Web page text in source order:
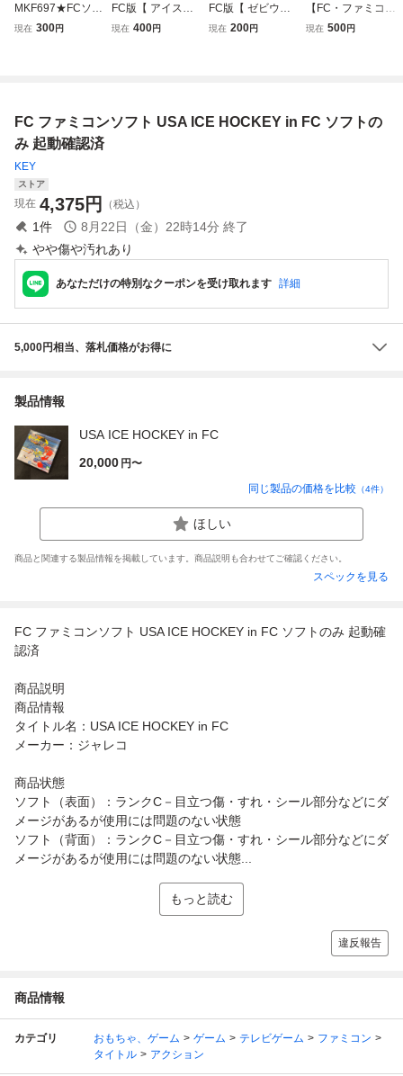
MKF697★FCソフ
トのみ スーパーマ
現在 300円
FC版【 アイスク
ライマー / ICE CLI
現在 400円
FC版【 ゼビウス
】起動確認済み★
現在 200円
【FC・ファミコ
ン】 アイスクラ
現在 500円
FC ファミコンソフト USA ICE HOCKEY in FC ソフトの
み 起動確認済
KEY
ストア
現在 4,375円 （税込）
1件 8月22日（金）22時14分 終了
やや傷や汚れあり
あなただけの特別なクーポンを受け取れます 詳細
5,000円相当、落札価格がお得に
製品情報
USA ICE HOCKEY in FC
20,000 円〜
同じ製品の価格を比較 （4件）
ほしい
商品と関連する製品情報を掲載しています。商品説明も合わせてご確認ください。
スペックを見る
FC ファミコンソフト USA ICE HOCKEY in FC ソフトのみ 起動確
認済
商品説明
商品情報
タイトル名：USA ICE HOCKEY in FC
メーカー：ジャレコ
商品状態
ソフト（表面）：ランクC－目立つ傷・すれ・シール部分などにダ
メージがあるが使用には問題のない状態
ソフト（背面）：ランクC－目立つ傷・すれ・シール部分などにダ
メージがあるが使用には問題のない状態...
もっと読む
違反報告
商品情報
カテゴリ おもちゃ、ゲーム ゲーム テレビゲーム
ファミコン
タイトル
アクション